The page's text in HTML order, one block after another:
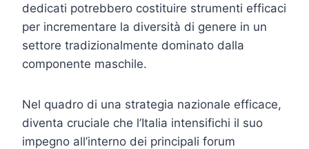
dedicati potrebbero costituire strumenti efficaci
per incrementare la diversità di genere in un
settore tradizionalmente dominato dalla
componente maschile.
Nel quadro di una strategia nazionale efficace,
diventa cruciale che l’Italia intensifichi il suo
impegno all’interno dei principali forum